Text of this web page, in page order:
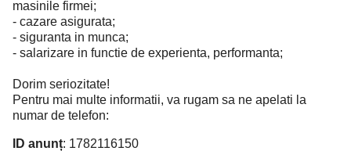
masinile firmei;
- cazare asigurata;
- siguranta in munca;
- salarizare in functie de experienta, performanta;
Dorim seriozitate!
Pentru mai multe informatii, va rugam sa ne apelati la
numar de telefon:
ID anunț: 1782116150